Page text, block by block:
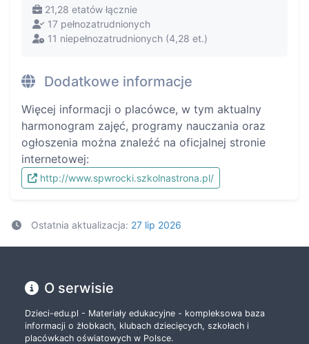
21,28 etatów łącznie
17 pełnozatrudnionych
11 niepełnozatrudnionych (4,28 et.)
Dodatkowe informacje
Więcej informacji o placówce, w tym aktualny
harmonogram zajęć, programy nauczania oraz
ogłoszenia można znaleźć na oficjalnej stronie
internetowej:
http://www.spwrocki.szkolnastrona.pl/
Ostatnia aktualizacja: 27 lip 2026
O serwisie
Dzieci-edu.pl - Materiały edukacyjne - kompleksowa baza
informacji o żłobkach, klubach dziecięcych, szkołach i
placówkach oświatowych w Polsce.